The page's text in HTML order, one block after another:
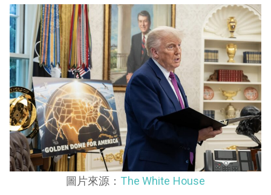
圖片來源： The White House